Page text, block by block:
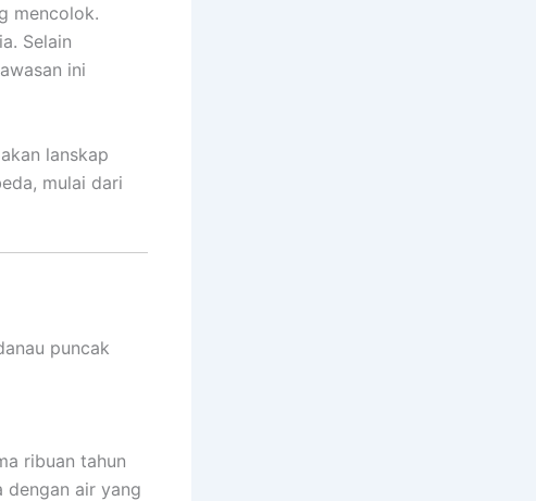
mencolok.
Selain
ini
lanskap
mulai dari
puncak
ribuan tahun
dengan air yang